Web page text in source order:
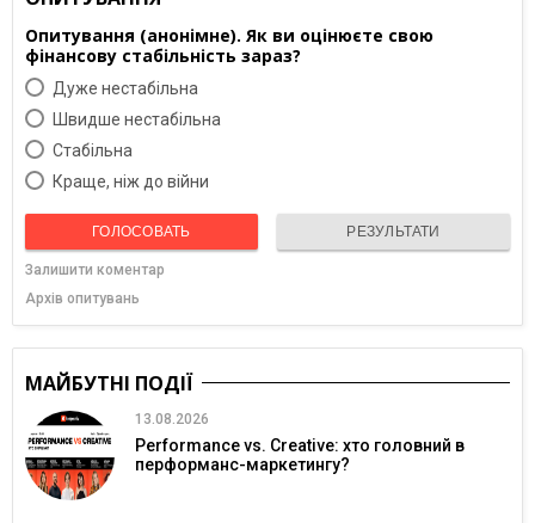
Опитування (анонімне). Як ви оцінюєте свою
фінансову стабільність зараз?
Дуже нестабільна
Швидше нестабільна
Cтабільна
Краще, ніж до війни
ГОЛОСОВАТЬ РЕЗУЛЬТАТИ
Залишити коментар
Архів опитувань
МАЙБУТНІ ПОДІЇ
13.08.2026
Performance vs. Creative: хто головний в
перформанс-маркетингу?